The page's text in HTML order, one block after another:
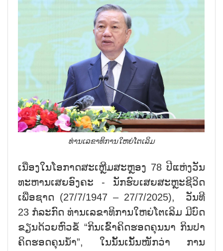
ທ່ານເລຂາທິການໃຫຍ່ໂຕເລິມ
ເນື່ອງໃນໂອກາດສະເຫຼີມສະຫຼອງ 78 ປີແຫ່ງວັນ
ທະຫານເສຍອົງຄະ - ນັກຮົບເສຍສະຫຼະຊີວິດ
ເພື່ອຊາດ (27/7/1947 – 27/7/2025), ວັນທີ
23 ກໍລະກົດ ທ່ານເລຂາທິການໃຫຍ່ໂຕເລິມ ມີບົດ
ຂຽນດ້ວຍຫົວຂໍ້ “ກິນເຂົ້າຄິດຮອດຄຸນນາ ກິນປາ
ຄິດຮອດຄຸນນ້ຳ”, ໃນນັ້ນເນັ້ນໜັກວ່າ ການ